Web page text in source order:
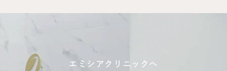
エミシアクリニックへ